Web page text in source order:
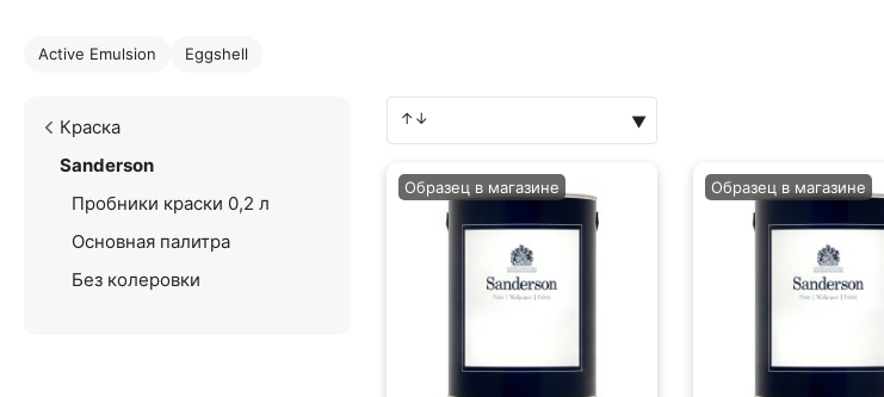
Active Emulsion Eggshell
Краска
Sanderson
Пробники краски 0,2 л
Основная палитра
Без колеровки
Образец в магазине Образец в магазине